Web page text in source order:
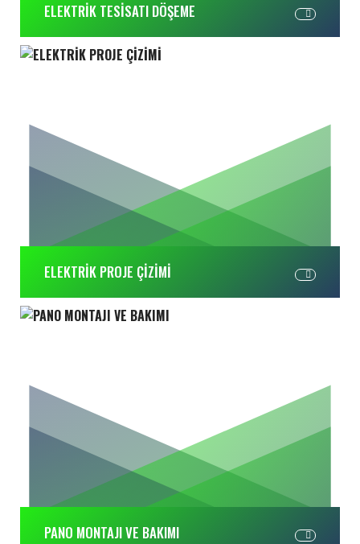
ELEKTRİK TESİSATI DÖŞEME
ELEKTRİK PROJE ÇİZİMİ
PANO MONTAJI VE BAKIMI